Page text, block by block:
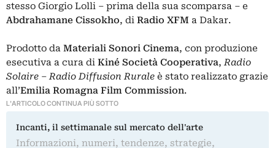
stesso Giorgio Lolli – prima della sua scomparsa – e
Abdrahamane Cissokho, di Radio XFM a Dakar.
Prodotto da Materiali Sonori Cinema, con produzione
esecutiva a cura di Kiné Società Cooperativa,Radio
Solaire – Radio Diffusion Rurale è stato realizzato grazie
all’Emilia Romagna Film Commission.
L'ARTICOLO CONTINUA PIÙ SOTTO
Incanti, il settimanale sul mercato dell'arte
Informazioni, numeri, tendenze, strategie,